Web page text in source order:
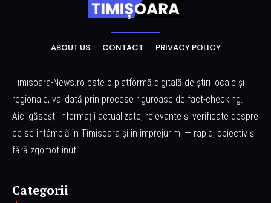
ABOUT US CONTACT PRIVACY POLICY
Timisoara-News.ro este o platformă digitală de știri locale și
regionale, validată prin procese riguroase de fact-checking.
Aici găsești informații actualizate, relevante și verificate despre
ce se întâmplă în Timisoara și în împrejurimi — rapid, obiectiv și
fără zgomot inutil.
Categorii